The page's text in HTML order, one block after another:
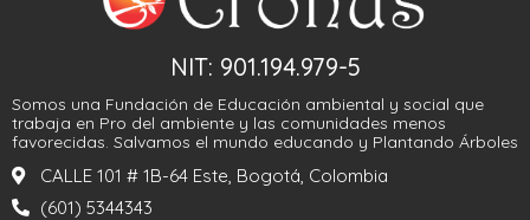
NIT: 901.194.979-5
Somos una Fundación de Educación ambiental y social que
trabaja en Pro del ambiente y las comunidades menos
favorecidas. Salvamos el mundo educando y Plantando Árboles
CALLE 101 # 1B-64 Este, Bogotá, Colombia
(601) 5344343